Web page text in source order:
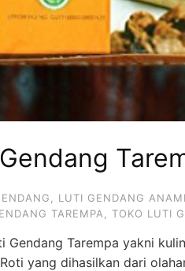
LUTI GENDANG
TAREMPA TOKO LUTI
Gendang Tarempa yakni
yang dihasilkan dari